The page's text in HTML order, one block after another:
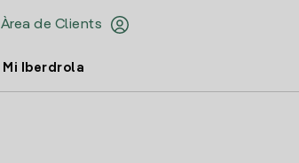
Àrea de Clients
Mi Iberdrola